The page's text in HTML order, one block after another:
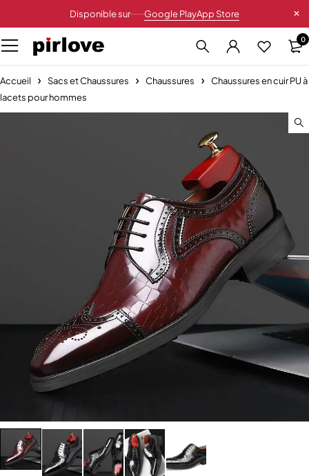
Disponible sur Google PlayApp Store
0
Accueil Sacs et Chaussures Chaussures
Chaussures en cuir PU à
lacets pour hommes